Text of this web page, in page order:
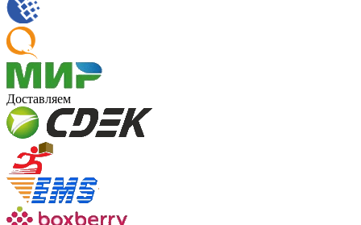
Доставляем